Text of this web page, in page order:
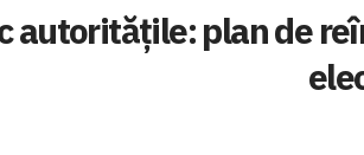
autoritățile: plan de